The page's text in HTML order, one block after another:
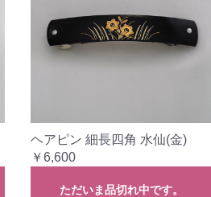
ヘアピン 細長四角 水仙(金)
￥6,600
ただいま品切れ中です。